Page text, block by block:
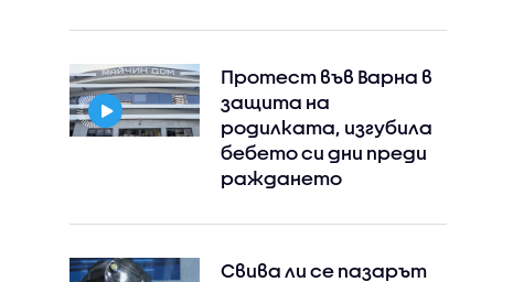
Протест във Варна в
защита на
родилката, изгубила
бебето си дни преди
раждането
Свива ли се пазарът